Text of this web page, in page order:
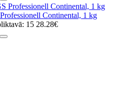
Continental, 1 kg
15 28.28€